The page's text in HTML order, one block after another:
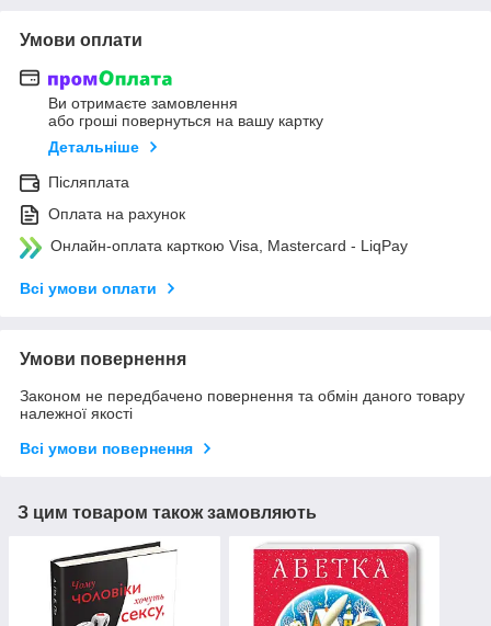
Умови оплати
Ви отримаєте замовлення
або гроші повернуться на вашу картку
Детальніше
Післяплата
Оплата на рахунок
Онлайн-оплата карткою Visa, Mastercard - LiqPay
Всі умови оплати
Умови повернення
Законом не передбачено повернення та обмін даного товару
належної якості
Всі умови повернення
З цим товаром також замовляють